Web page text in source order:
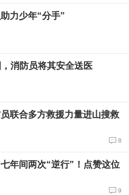
力少年“分手”
消防员将其安全送医
联合多方救援力量进山搜救
8
年间两次“逆行”！点赞这位
9